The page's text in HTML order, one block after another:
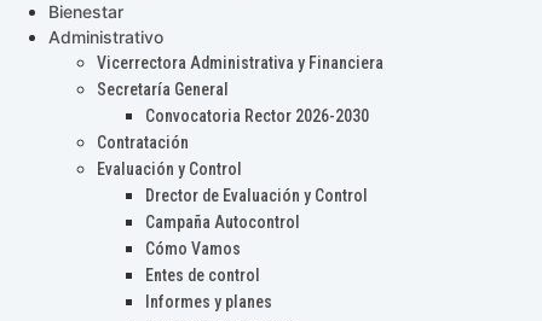
Bienestar
Administrativo
Vicerrectora Administrativa y Financiera
Secretaría General
Convocatoria Rector 2026-2030
Contratación
Evaluación y Control
Drector de Evaluación y Control
Campaña Autocontrol
Cómo Vamos
Entes de control
Informes y planes